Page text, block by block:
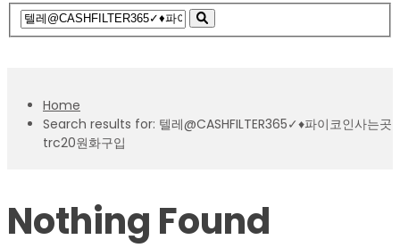
Home
Search results for: 텔레@CASHFILTER365✓♦파이코인사는곳
trc20원화구입
Nothing Found